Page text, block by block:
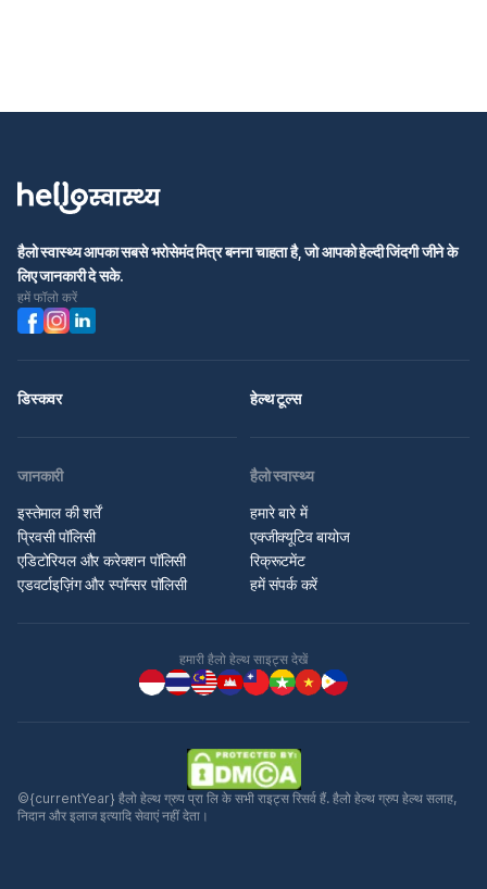
हैलो स्वास्थ्य आपका सबसे भरोसेमंद मित्र बनना चाहता है, जो आपको हेल्दी जिंदगी जीने के
लिए जानकारी दे सके.
हमें फॉलो करें
डिस्कवर हेल्थ टूल्स
जानकारी
इस्तेमाल की शर्तें
प्रिवसी पॉलिसी
एडिटोरियल और करेक्शन पॉलिसी
एडवर्टाइज़िंग और स्पॉन्सर पॉलिसी
हैलो स्वास्थ्य
हमारे बारे में
एक्जीक्यूटिव बायोज
रिक्रूटमेंट
हमें संपर्क करें
हमारी हैलो हेल्थ साइट्स देखें
©{currentYear} हैलो हेल्थ ग्रुप प्रा लि के सभी राइट्स रिसर्व हैं. हैलो हेल्थ ग्रुप हेल्थ सलाह,
निदान और इलाज इत्यादि सेवाएं नहीं देता।